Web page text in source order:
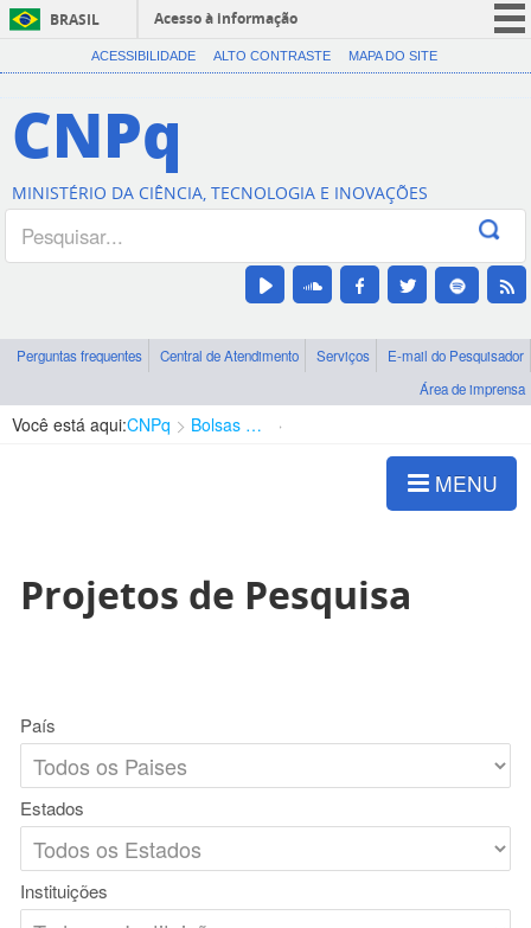
BRASIL
Acesso à informação
CORONAVÍRUS (COVID-19)
Canais
ACESSIBILIDADE ALTO CONTRASTE MAPA DO SITE
CNPq
MINISTÉRIO DA CIÊNCIA, TECNOLOGIA E INOVAÇÕES
Perguntas frequentes Central de Atendimento Serviços
E-mail do Pesquisador
Área de imprensa
Você está aqui:CNPq Bolsas e Auxílios Vigentes
MENU
Projetos de Pesquisa
País
Estados
Instituições